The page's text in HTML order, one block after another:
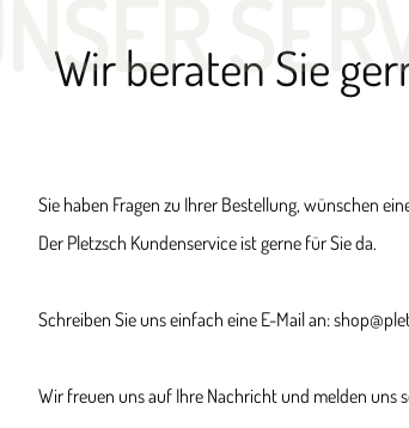
UNSER
Wir beraten Sie
Sie haben Fragen zu Ihrer Bestellung, wünschen
Der Pletzsch Kundenservice ist gerne für Sie da.
Schreiben Sie uns einfach eine E-Mail an:
Wir freuen uns auf Ihre Nachricht und melden uns